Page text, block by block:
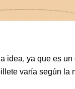
idea, ya que es
varía según la